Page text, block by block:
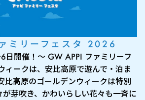
ミリーフェスタ 2026
日開催！～ GW APPI ファミリーフ
ィークは、安比高原で遊んで・泊ま
高原のゴールデンウィークは特別
芽吹き、かわいらしい花々も一斉に